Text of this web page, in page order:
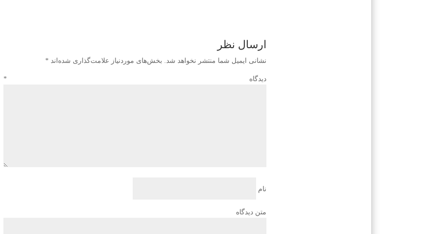
ارسال نظر
نشانی ایمیل شما منتشر نخواهد شد. بخش‌های موردنیاز علامت‌گذاری شده‌اند *
دیدگاه *
نام
متن دیدگاه